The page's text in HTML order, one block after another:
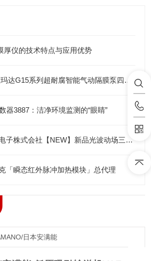
厚仪的技术特点与应用优势
日本YAMADA雅玛达G15系列超耐腐智能气动隔膜泵四川代理店
器3887：洁净环境监测的“眼睛”
日本otsuka大塚电子株式会社【NEW】新品光波动场三次元显微镜MINUK
「瞬态红外脉冲加热模块」总代理
日本安满能